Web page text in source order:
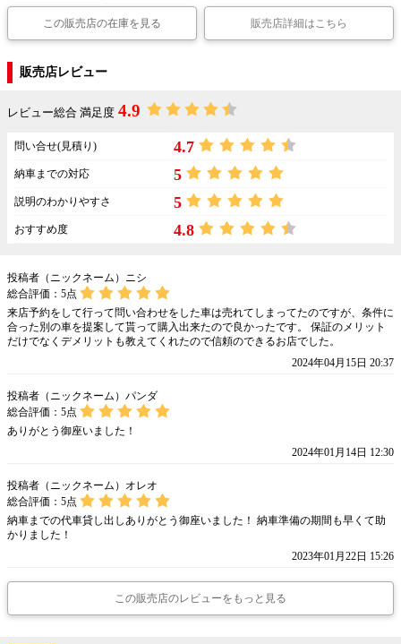
この販売店の在庫を見る 販売店詳細はこちら
販売店レビュー
レビュー総合 満足度 4.9
問い合せ(見積り) 4.7
納車までの対応 5
説明のわかりやすさ 5
おすすめ度 4.8
投稿者（ニックネーム）ニシ
総合評価： 5点
来店予約をして行って問い合わせをした車は売れてしまってたのですが、条件に
合った別の車を提案して貰って購入出来たので良かったです。 保証のメリット
だけでなくデメリットも教えてくれたので信頼のできるお店でした。
2024年04月15日 20:37
投稿者（ニックネーム）パンダ
総合評価： 5点
ありがとう御座いました！
2024年01月14日 12:30
投稿者（ニックネーム）オレオ
総合評価： 5点
納車までの代車貸し出しありがとう御座いました！ 納車準備の期間も早くて助
かりました！
2023年01月22日 15:26
この販売店のレビューをもっと見る